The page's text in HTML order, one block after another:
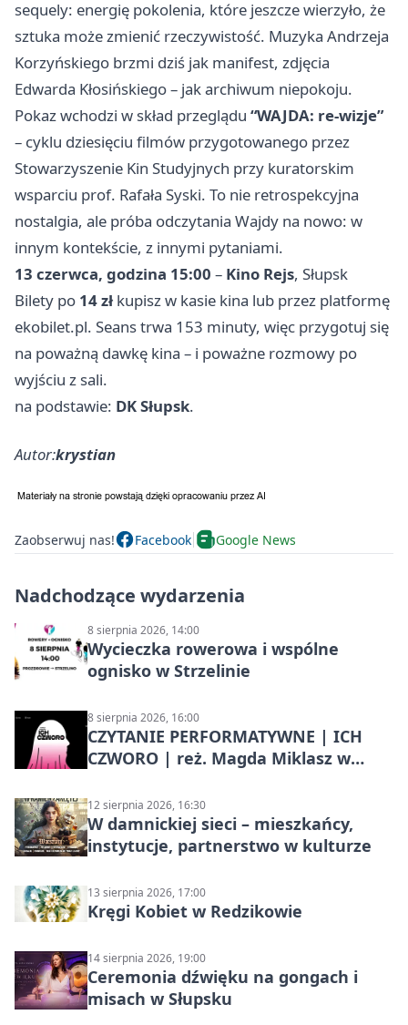
sequely: energię pokolenia, które jeszcze wierzyło, że
sztuka może zmienić rzeczywistość. Muzyka Andrzeja
Korzyńskiego brzmi dziś jak manifest, zdjęcia
Edwarda Kłosińskiego – jak archiwum niepokoju.
Pokaz wchodzi w skład przeglądu “WAJDA: re-wizje”
– cyklu dziesięciu filmów przygotowanego przez
Stowarzyszenie Kin Studyjnych przy kuratorskim
wsparciu prof. Rafała Syski. To nie retrospekcyjna
nostalgia, ale próba odczytania Wajdy na nowo: w
innym kontekście, z innymi pytaniami.
13 czerwca, godzina 15:00 – Kino Rejs, Słupsk
Bilety po 14 zł kupisz w kasie kina lub przez platformę
ekobilet.pl. Seans trwa 153 minuty, więc przygotuj się
na poważną dawkę kina – i poważne rozmowy po
wyjściu z sali.
na podstawie: DK Słupsk.
Autor:krystian
Zaobserwuj nas! Facebook Google News
Nadchodzące wydarzenia
8 sierpnia 2026, 14:00
Wycieczka rowerowa i wspólne
ognisko w Strzelinie
8 sierpnia 2026, 16:00
CZYTANIE PERFORMATYWNE | ICH
CZWORO | reż. Magda Miklasz w
12 sierpnia 2026, 16:30
W damnickiej sieci – mieszkańcy,
instytucje, partnerstwo w kulturze
13 sierpnia 2026, 17:00
Kręgi Kobiet w Redzikowie
14 sierpnia 2026, 19:00
Ceremonia dźwięku na gongach i
misach w Słupsku